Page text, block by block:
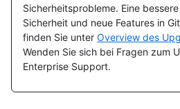
Sicherheitsprobleme. Eine
Sicherheit und neue Features in
finden Sie unter Overview des
Wenden Sie sich bei Fragen zum
Enterprise Support.